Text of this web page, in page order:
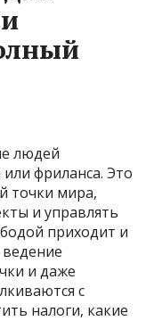
людей
фриланса. Это
точки мира,
и управлять
приходит и
и даже
с
налоги, какие